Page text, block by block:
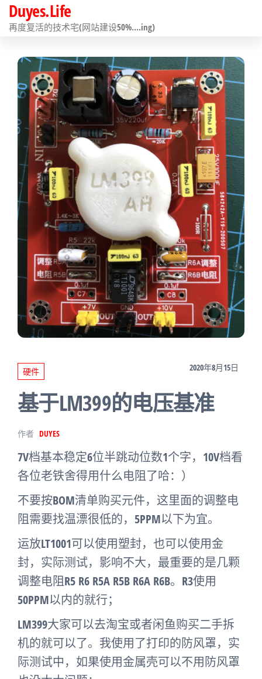
前
往
Duyes.Life
再度复活的技术宅(网站建设50%….ing)
硬件 2020年8月15日
基于LM399的电压基准
作者 DUYES
7V档基本稳定6位半跳动位数1个字，10V档看
各位老铁舍得用什么电阻了哈：）
不要按BOM清单购买元件，这里面的调整电
阻需要找温漂很低的，5PPM以下为宜。
运放LT1001可以使用塑封，也可以使用金
封，实际测试，影响不大，最重要的是几颗
调整电阻R5 R6 R5A R5B R6A R6B。R3使用
50PPM以内的就行；
LM399大家可以去淘宝或者闲鱼购买二手拆
机的就可以了。我使用了打印的防风罩，实
际测试中，如果使用金属壳可以不用防风罩